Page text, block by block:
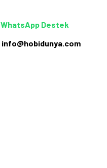
WhatsApp Destek
info@hobidunya.com